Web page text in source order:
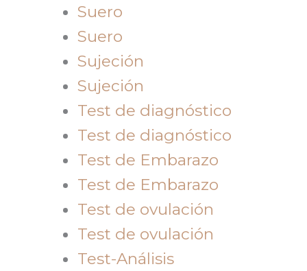
Suero
Suero
Sujeción
Sujeción
Test de diagnóstico
Test de diagnóstico
Test de Embarazo
Test de Embarazo
Test de ovulación
Test de ovulación
Test-Análisis